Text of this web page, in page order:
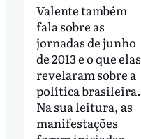
Valente também
fala sobre as
jornadas de junho
de 2013 e o que elas
revelaram sobre a
política brasileira.
Na sua leitura, as
manifestações